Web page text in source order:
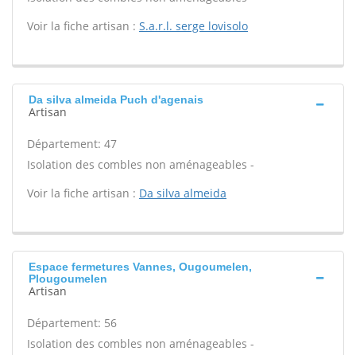
Voir la fiche artisan : S.a.r.l. serge lovisolo
Da silva almeida Puch d'agenais
Artisan
Département: 47
Isolation des combles non aménageables -
Voir la fiche artisan : Da silva almeida
Espace fermetures Vannes, Ougoumelen,
Plougoumelen
Artisan
Département: 56
Isolation des combles non aménageables -